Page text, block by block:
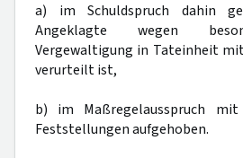
a) im Schuldspruch dahin
Angeklagte wegen
Vergewaltigung in Tateinheit
verurteilt ist,
b) im Maßregelausspruch
Feststellungen aufgehoben.